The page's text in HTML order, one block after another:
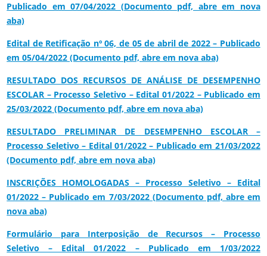
Publicado em 07/04/2022 (Documento pdf, abre em nova
aba)
Edital de Retificação nº 06, de 05 de abril de 2022 – Publicado
em 05/04/2022 (Documento pdf, abre em nova aba)
RESULTADO DOS RECURSOS DE ANÁLISE DE DESEMPENHO
ESCOLAR – Processo Seletivo – Edital 01/2022 – Publicado em
25/03/2022 (Documento pdf, abre em nova aba)
RESULTADO PRELIMINAR DE DESEMPENHO ESCOLAR –
Processo Seletivo – Edital 01/2022 – Publicado em 21/03/2022
(Documento pdf, abre em nova aba)
INSCRIÇÕES HOMOLOGADAS – Processo Seletivo – Edital
01/2022 – Publicado em 7/03/2022 (Documento pdf, abre em
nova aba)
Formulário para Interposição de Recursos – Processo
Seletivo – Edital 01/2022 – Publicado em 1/03/2022